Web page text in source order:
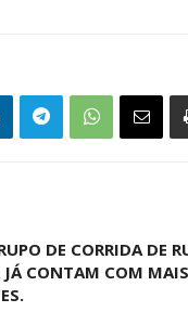
DE CORRIDA DE
JÁ CONTAM COM